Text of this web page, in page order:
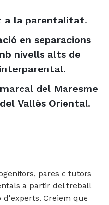
vers la recollida de residus
de conflictes
a la parentalitat.
en separacions
nivells alts de
del Maresme
Vallès Oriental.
pares o tutors
a partir del treball
Creiem que